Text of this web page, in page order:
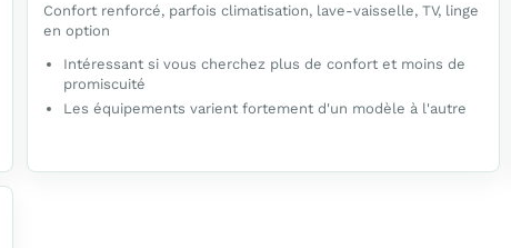
Confort renforcé, parfois climatisation, lave-vaisselle, TV, linge
en option
Intéressant si vous cherchez plus de confort et moins de
promiscuité
Les équipements varient fortement d'un modèle à l'autre